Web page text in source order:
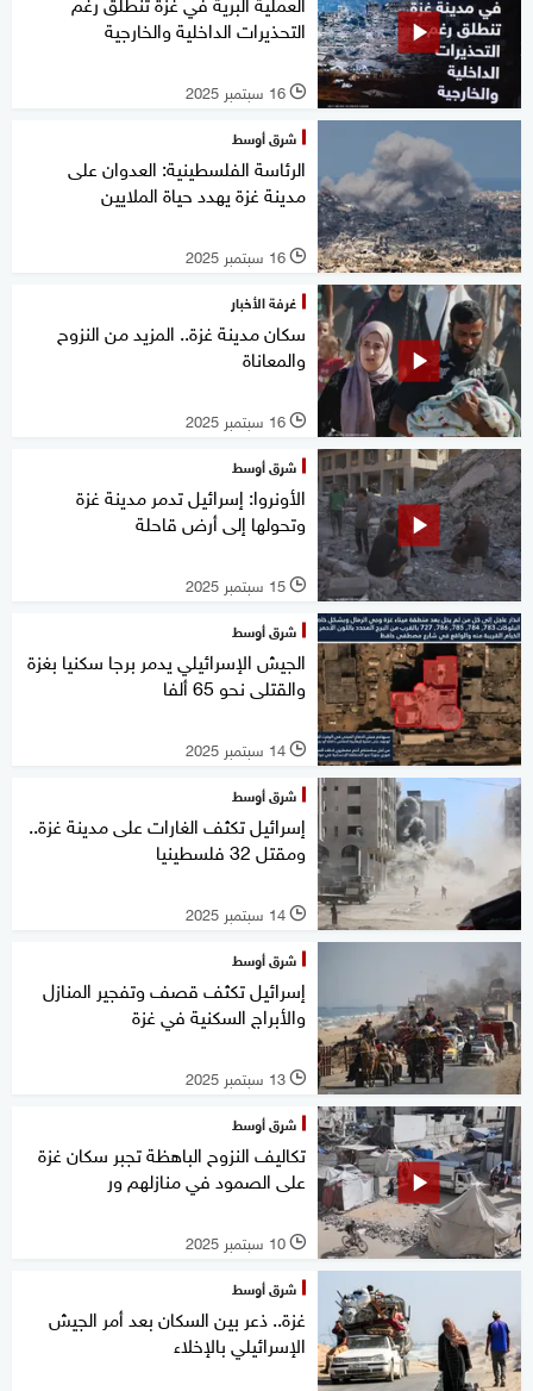
التحذيرات الداخلية والخارجية
l 16 سبتمبر 2025
شرق أوسط
الرئاسة الفلسطينية: العدوان على
مدينة غزة يهدد حياة الملايين
l 16 سبتمبر 2025
غرفة الأخبار
سكان مدينة غزة.. المزيد من النزوح
والمعاناة
l 16 سبتمبر 2025
شرق أوسط
الأونروا: إسرائيل تدمر مدينة غزة
وتحولها إلى أرض قاحلة
l 15 سبتمبر 2025
شرق أوسط
الجيش الإسرائيلي يدمر برجا سكنيا بغزة
والقتلى نحو 65 ألفا
l 14 سبتمبر 2025
شرق أوسط
إسرائيل تكثف الغارات على مدينة غزة..
ومقتل 32 فلسطينيا
l 14 سبتمبر 2025
شرق أوسط
إسرائيل تكثف قصف وتفجير المنازل
والأبراج السكنية في غزة
l 13 سبتمبر 2025
شرق أوسط
تكاليف النزوح الباهظة تجبر سكان غزة
على الصمود في منازلهم ور
l 10 سبتمبر 2025
شرق أوسط
غزة.. ذعر بين السكان بعد أمر الجيش
الإسرائيلي بالإخلاء